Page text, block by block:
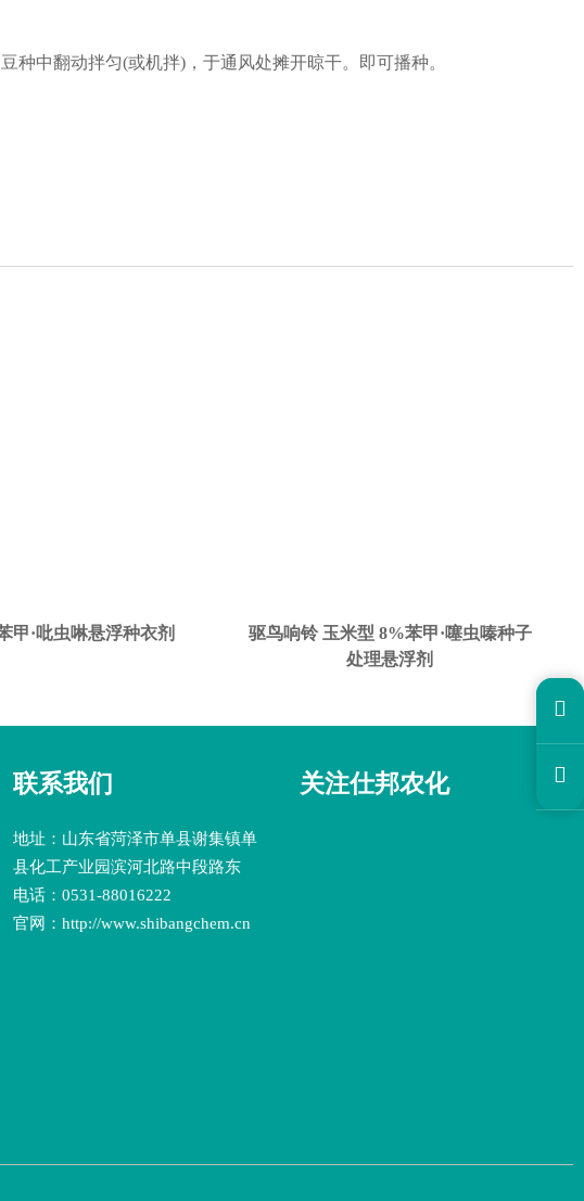
种中翻动拌匀(或机拌)，于通风处摊开晾干。即可播种。
甲·吡虫啉悬浮种衣剂
驱鸟响铃 玉米型 8%苯甲·噻虫嗪种子
处理悬浮剂
联系我们
地址：山东省菏泽市单县谢集镇单
县化工产业园滨河北路中段路东
电话：0531-88016222
官网：http://www.shibangchem.cn
关注仕邦农化

